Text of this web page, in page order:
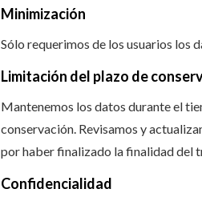
Minimización
Sólo requerimos de los usuarios los
Limitación del plazo de
Mantenemos los datos durante el
conservación. Revisamos y
por haber finalizado la finalidad del
Confidencialidad